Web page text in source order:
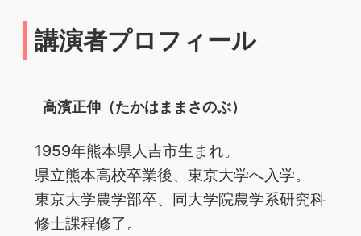
講演者プロフィール
高濱正伸（たかはままさのぶ）
1959年熊本県人吉市生まれ。
県立熊本高校卒業後、東京大学へ入学。
東京大学農学部卒、同大学院農学系研究科
修士課程修了。